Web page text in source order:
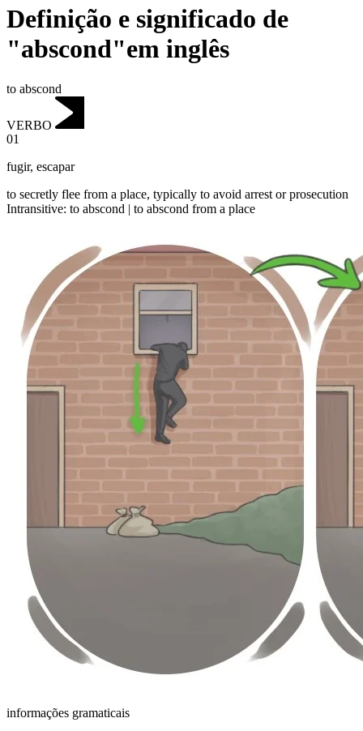
Definição e significado de
"abscond"em inglês
to abscond
VERBO
01
fugir, escapar
to secretly flee from a place, typically to avoid arrest or prosecution
Intransitive: to abscond | to abscond from a place
informações gramaticais